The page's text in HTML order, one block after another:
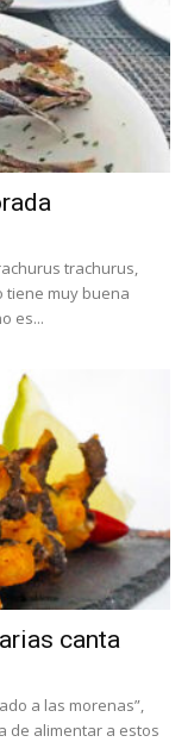
trachurus,
tiene muy buena
es...
canta
a las morenas”,
de alimentar a estos